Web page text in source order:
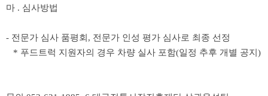
마 . 심사방법
- 전문가 심사 품평회 , 전문가 인성 평가 심사로 최종 선정
* 푸드트럭 지원자의 경우 차량 실사 포함(일정 추후 개별 공지)